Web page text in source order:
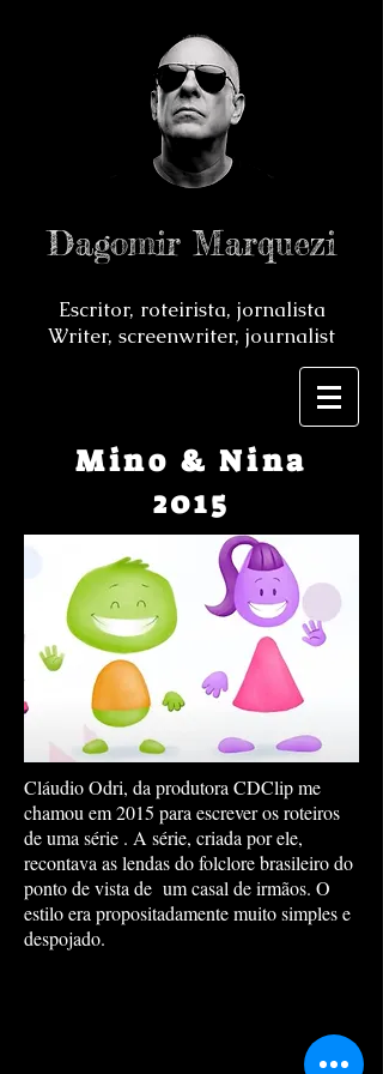
Dagomir Marquezi
Escritor, roteirista, jornalista
Writer, screenwriter, journalist
Mino & Nina
2015
Cláudio Odri, da produtora CDClip me
chamou em 2015 para escrever os roteiros
de uma série . A série, criada por ele,
recontava as lendas do folclore brasileiro do
ponto de vista de um casal de irmãos. O
estilo era propositadamente muito simples e
despojado.